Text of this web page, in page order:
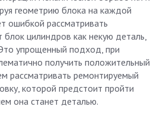
геометрию блока на каждой
ошибкой рассматривать
цилиндров как некую деталь,
упрощенный подход, при
получить положительный
рассматривать ремонтируемый
которой предстоит пройти
она станет деталью.